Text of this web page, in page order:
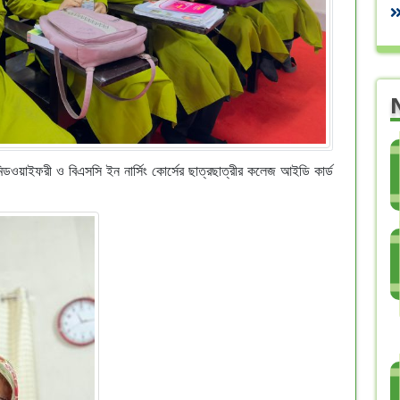
ও বিএসসি ইন নার্সিং কোর্সের ছাত্রছাত্রীর কলেজ আইডি কার্ড